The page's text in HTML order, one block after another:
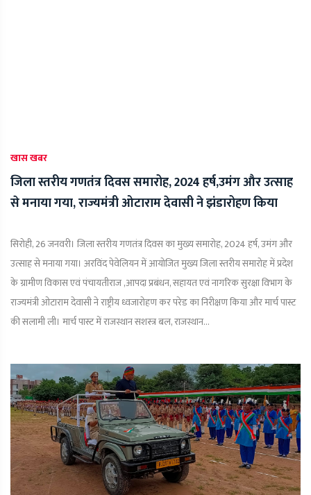
खास खबर
जिला स्तरीय गणतंत्र दिवस समारोह, 2024 हर्ष,उमंग और उत्साह
से मनाया गया, राज्यमंत्री ओटाराम देवासी ने झंडारोहण किया
सिरोही, 26 जनवरी। जिला स्तरीय गणतंत्र दिवस का मुख्य समारोह, 2024 हर्ष, उमंग और
उत्साह से मनाया गया। अरविंद पेवेलियन में आयोजित मुख्य जिला स्तरीय समारोह में प्रदेश
के ग्रामीण विकास एवं पंचायतीराज ,आपदा प्रबंधन, सहायत एवं नागरिक सुरक्षा विभाग के
राज्यमंत्री ओटाराम देवासी ने राष्ट्रीय ध्वजारोहण कर परेड का निरीक्षण किया और मार्च पास्ट
की सलामी ली। मार्च पास्ट में राजस्थान सशस्त्र बल, राजस्थान...